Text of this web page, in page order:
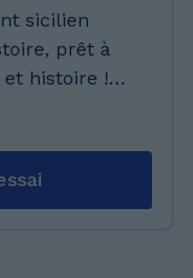
sicilien
prêt à
histoire !
améliorer
pour rendre